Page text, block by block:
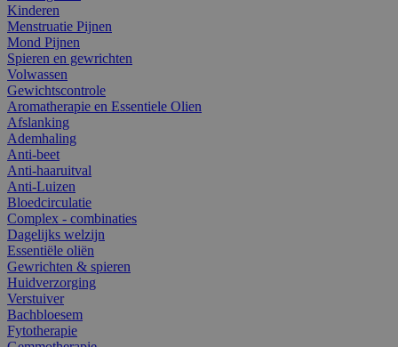
Kinderen
Menstruatie Pijnen
Mond Pijnen
Spieren en gewrichten
Volwassen
Gewichtscontrole
Aromatherapie en Essentiele Olien
Afslanking
Ademhaling
Anti-beet
Anti-haaruitval
Anti-Luizen
Bloedcirculatie
Complex - combinaties
Dagelijks welzijn
Essentiële oliën
Gewrichten & spieren
Huidverzorging
Verstuiver
Bachbloesem
Fytotherapie